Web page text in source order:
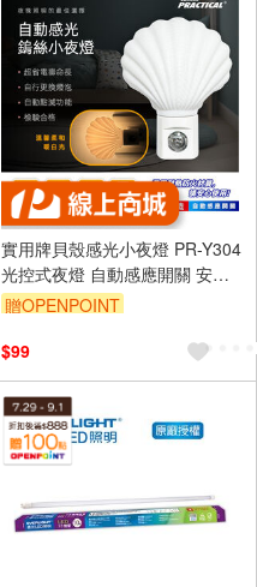
實用牌貝殼感光小夜燈 PR-Y304
光控式夜燈 自動感應開關 安全
省電 適用多場所
贈OPENPOINT
（運費不算在 2000 元的範圍
內）
單品享9折
$99